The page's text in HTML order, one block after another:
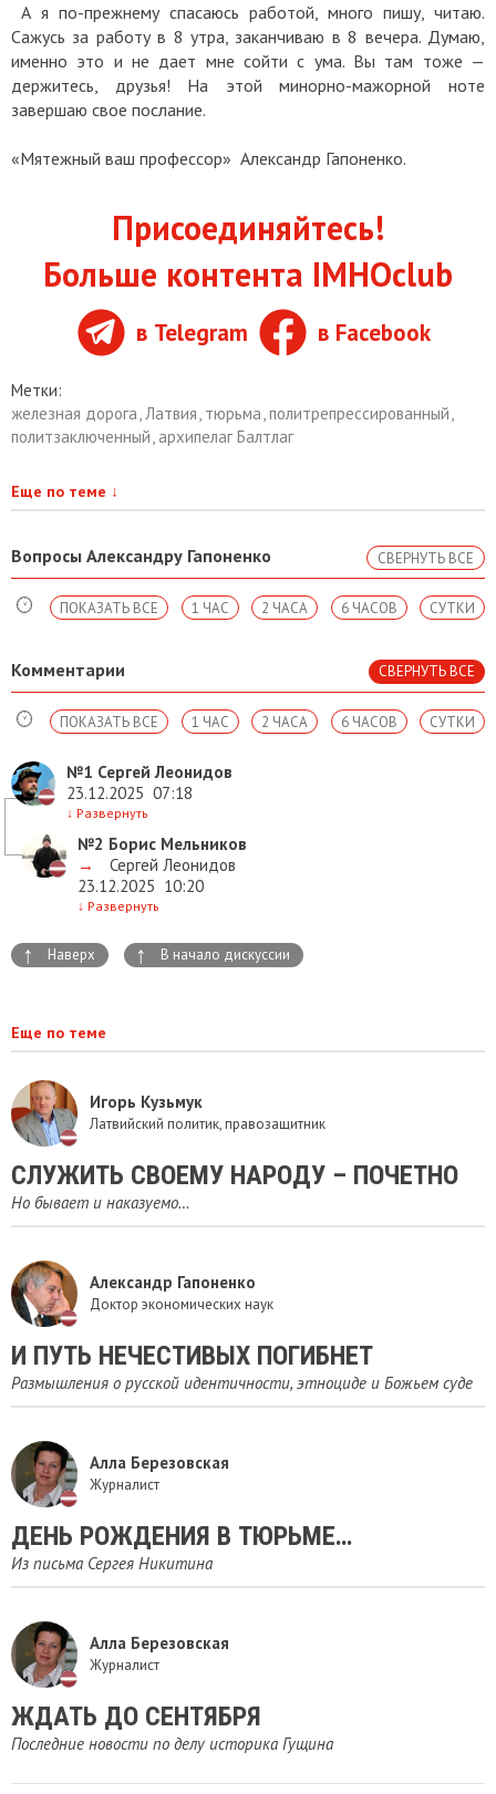
А я по-прежнему спасаюсь работой, много пишу, читаю.
Сажусь за работу в 8 утра, заканчиваю в 8 вечера. Думаю,
именно это и не дает мне сойти с ума. Вы там тоже —
держитесь, друзья! На этой минорно-мажорной ноте
завершаю свое послание.
«Мятежный ваш профессор» Александр Гапоненко.
Присоединяйтесь!
Больше контента IMHOclub
в Telegram в Facebook
Метки:
железная дорога,Латвия, тюрьма,политрепрессированный,
политзаключенный, архипелаг Балтлаг
Еще по теме ↓
Вопросы Александру Гапоненко СВЕРНУТЬ ВСЕ
СУТКИ
6 ЧАСОВ
2 ЧАСА
1 ЧАС
ПОКАЗАТЬ ВСЕ
Комментарии СВЕРНУТЬ ВСЕ
СУТКИ
6 ЧАСОВ
2 ЧАСА
1 ЧАС
ПОКАЗАТЬ ВСЕ
№1 Сергей Леонидов
23.12.2025 07:18
↓ Развернуть
№2 Борис Мельников
→
Сергей Леонидов
23.12.2025 10:20
↓ Развернуть
↑ Наверх ↑ В начало дискуссии
Еще по теме
Игорь Кузьмук
Латвийский политик, правозащитник
СЛУЖИТЬ СВОЕМУ НАРОДУ – ПОЧЕТНО
Но бывает и наказуемо…
Александр Гапоненко
Доктор экономических наук
И ПУТЬ НЕЧЕСТИВЫХ ПОГИБНЕТ
Размышления о русской идентичности, этноциде и Божьем суде
Алла Березовская
Журналист
ДЕНЬ РОЖДЕНИЯ В ТЮРЬМЕ…
Из письма Сергея Никитина
Алла Березовская
Журналист
ЖДАТЬ ДО СЕНТЯБРЯ
Последние новости по делу историка Гущина